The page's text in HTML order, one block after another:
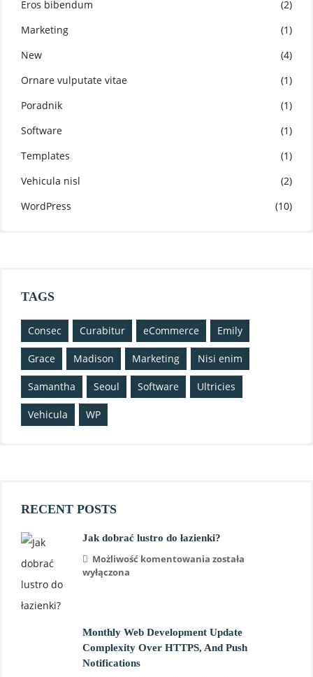
Eros bibendum
(2)
Marketing
(1)
New
(4)
Ornare vulputate vitae
(1)
Poradnik
(1)
Software
(1)
Templates
(1)
Vehicula nisl
(2)
WordPress
(10)
TAGS
Consec Curabitur eCommerce Emily
Grace Madison Marketing Nisi enim
Samantha Seoul Software Ultricies
Vehicula WP
RECENT POSTS
Jak dobrać lustro do łazienki?
Możliwość komentowania została
wyłączona
Monthly Web Development Update
Complexity Over HTTPS, And Push
Notifications